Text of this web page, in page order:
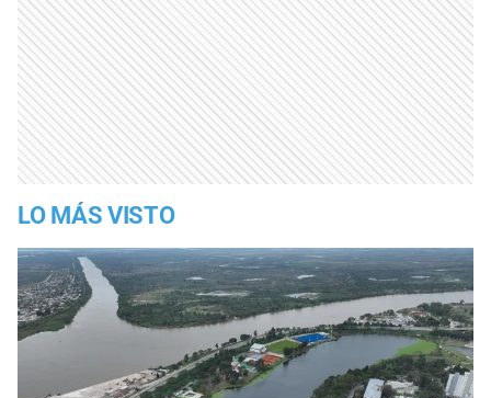
LO MÁS VISTO